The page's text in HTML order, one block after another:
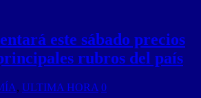
este sábado precios
rubros del país
, ULTIMA HORA 0